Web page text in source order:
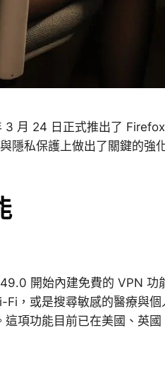
月 24 日正式推出了
隱私保護上做出了關鍵的強
開始內建免費的 VPN 功
，或是搜尋敏感的醫療與
項功能目前已在美國、英國